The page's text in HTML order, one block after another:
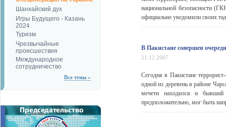
Шанхайский дух
Игры Будущего - Казань
2024
Туризм
Чрезвычайные
происшествия
Международное
сотрудничество
Все темы »
национальной безопасности
официально уведомили своих
В Пакистане совершен
21.12.2007
Сегодня в Пакистане
одной из деревень в районе
мечети находился и
предположительно, мог быть